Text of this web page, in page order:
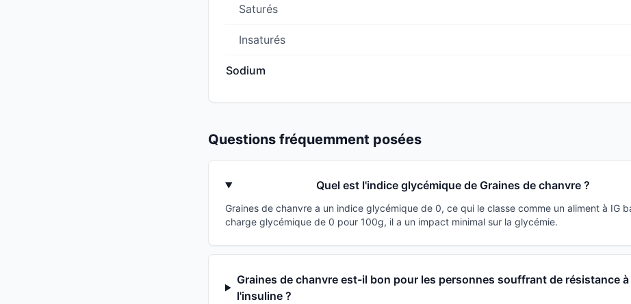
Saturés
Insaturés
Sodium
Questions fréquemment posées
Quel est l'indice glycémique de Graines de chanvre ?
Graines de chanvre a un indice glycémique de 0, ce qui le classe comme un aliment à IG
charge glycémique de 0 pour 100g, il a un impact minimal sur la glycémie.
Graines de chanvre est-il bon pour les personnes souffrant de résistance à
l'insuline ?